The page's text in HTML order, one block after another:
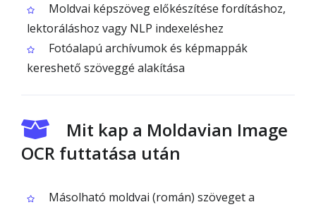
Moldvai képszöveg előkészítése fordításhoz,
lektoráláshoz vagy NLP indexeléshez
Fotóalapú archívumok és képmappák
kereshető szöveggé alakítása
Mit kap a Moldavian Image
OCR futtatása után
Másolható moldvai (román) szöveget a